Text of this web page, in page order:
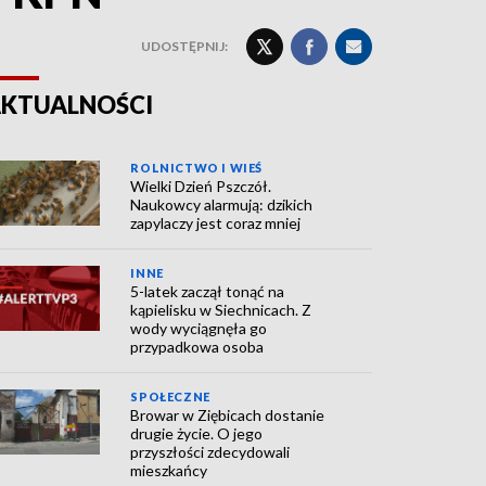
UDOSTĘPNIJ:
ROLNICTWO I WIEŚ
Wielki Dzień Pszczół.
Naukowcy alarmują: dzikich
zapylaczy jest coraz mniej
INNE
5-latek zaczął tonąć na
kąpielisku w Siechnicach. Z
wody wyciągnęła go
przypadkowa osoba
SPOŁECZNE
Browar w Ziębicach dostanie
drugie życie. O jego
przyszłości zdecydowali
mieszkańcy